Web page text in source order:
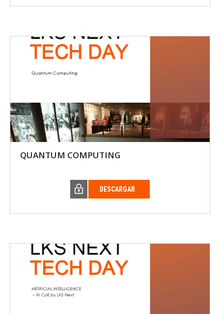
QUANTUM COMPUTING
DESCARGAR